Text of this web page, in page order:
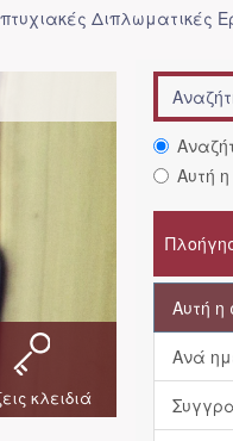
Διπλωματικές
κλειδιά
Αυτή
Αυτή η
Ανά